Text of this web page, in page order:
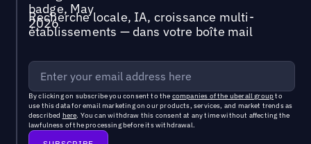
Recherche locale, IA, croissance multi-
établissements — dans votre boîte mail
By clicking on subscribe you consent to the companies of the uberall groupto
use this data for email marketing on our products, services, and market trends as
described here. You can withdraw this consent at any time without affecting the
lawfulness of the processing before its withdrawal.